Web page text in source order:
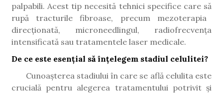
palpabili. Acest tip necesită tehnici specifice care să
rupă tracturile fibroase, precum mezoterapia
direcționată, microneedlingul, radiofrecvența
intensificată sau tratamentele laser medicale.
De ce este esențial să înțelegem stadiul celulitei?
Cunoașterea stadiului în care se află celulita este
crucială pentru alegerea tratamentului potrivit și